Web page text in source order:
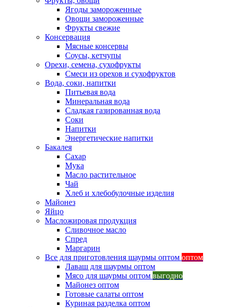
Ягоды замороженные
Овощи замороженные
Фрукты свежие
Консервация
Мясные консервы
Соусы, кетчупы
Орехи, семена, сухофрукты
Смеси из орехов и сухофруктов
Вода, соки, напитки
Питьевая вода
Минеральная вода
Сладкая газированная вода
Соки
Напитки
Энергетические напитки
Бакалея
Сахар
Мука
Масло растительное
Чай
Хлеб и хлебобулочные изделия
Майонез
Яйцо
Масложировая продукция
Сливочное масло
Спред
Маргарин
Все для приготовления шаурмы оптом оптом
Лаваш для шаурмы оптом
Мясо для шаурмы оптом выгодно
Майонез оптом
Готовые салаты оптом
Куриная разделка оптом